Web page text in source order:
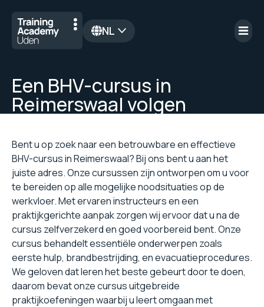
NL
Een BHV-cursus in
Reimerswaal volgen
Bent u op zoek naar een betrouwbare en effectieve
BHV-cursus in Reimerswaal? Bij ons bent u aan het
juiste adres. Onze cursussen zijn ontworpen om u voor
te bereiden op alle mogelijke noodsituaties op de
werkvloer. Met ervaren instructeurs en een
praktijkgerichte aanpak zorgen wij ervoor dat u na de
cursus zelfverzekerd en goed voorbereid bent. Onze
cursus behandelt essentiële onderwerpen zoals
eerste hulp, brandbestrijding, en evacuatieprocedures.
We geloven dat leren het beste gebeurt door te doen,
daarom bevat onze cursus uitgebreide
praktijkoefeningen waarbij u leert omgaan met